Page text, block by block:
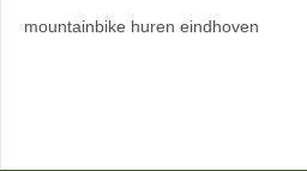
mountainbike huren eindhoven